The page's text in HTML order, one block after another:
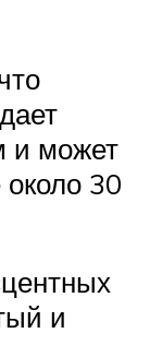
и может
30
и